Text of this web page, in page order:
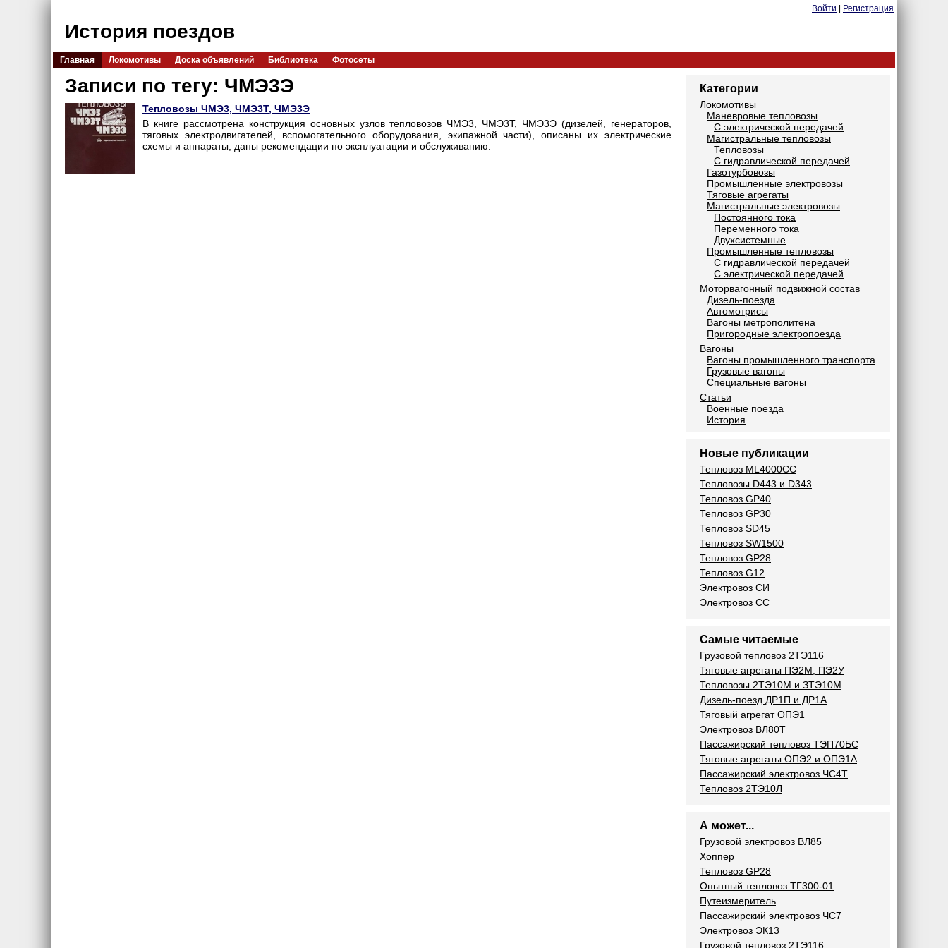
Войти Регистрация
История поездов
Главная Локомотивы Доска объявлений Библиотека Фотосеты
Записи по тегу: ЧМЭ3Э
Тепловозы ЧМЭ3, ЧМЭ3Т, ЧМЭ3Э
В книге рассмотрена конструкция основных узлов тепловозов ЧМЭ3, ЧМЭ3Т, ЧМЭ3Э (дизелей, генераторов,
тяговых электродвигателей, вспомогательного оборудования, экипажной части), описаны их электрические
схемы и аппараты, даны рекомендации по эксплуатации и обслуживанию.
Категории
Локомотивы
Маневровые тепловозы
С электрической передачей
Магистральные тепловозы
Тепловозы
С гидравлической передачей
Газотурбовозы
Промышленные электровозы
Тяговые агрегаты
Магистральные электровозы
Постоянного тока
Переменного тока
Двухсистемные
Промышленные тепловозы
С гидравлической передачей
С электрической передачей
Моторвагонный подвижной состав
Дизель-поезда
Автомотрисы
Вагоны метрополитена
Пригородные электропоезда
Вагоны
Вагоны промышленного транспорта
Грузовые вагоны
Специальные вагоны
Статьи
Военные поезда
История
Новые публикации
Тепловоз ML4000CC
Тепловозы D443 и D343
Тепловоз GP40
Тепловоз GP30
Тепловоз SD45
Тепловоз SW1500
Тепловоз GP28
Тепловоз G12
Электровоз СИ
Электровоз СС
Самые читаемые
Грузовой тепловоз 2ТЭ116
Тяговые агрегаты ПЭ2М, ПЭ2У
Тепловозы 2ТЭ10М и ЗТЭ10М
Дизель-поезд ДР1П и ДР1А
Тяговый агрегат ОПЭ1
Электровоз ВЛ80Т
Пассажирский тепловоз ТЭП70БС
Тяговые агрегаты ОПЭ2 и ОПЭ1А
Пассажирский электровоз ЧС4Т
Тепловоз 2ТЭ10Л
А может...
Грузовой электровоз ВЛ85
Хоппер
Тепловоз GP28
Опытный тепловоз ТГ300-01
Путеизмеритель
Пассажирский электровоз ЧС7
Электровоз ЭК13
Грузовой тепловоз 2ТЭ116